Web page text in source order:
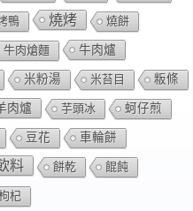
鴨 燒烤 燒餅
牛肉熗麵 牛肉爐
米粉湯 米苔目 粄條
肉爐 芋頭冰 蚵仔煎
豆花 車輪餅
料 餅乾 餛飩
杞